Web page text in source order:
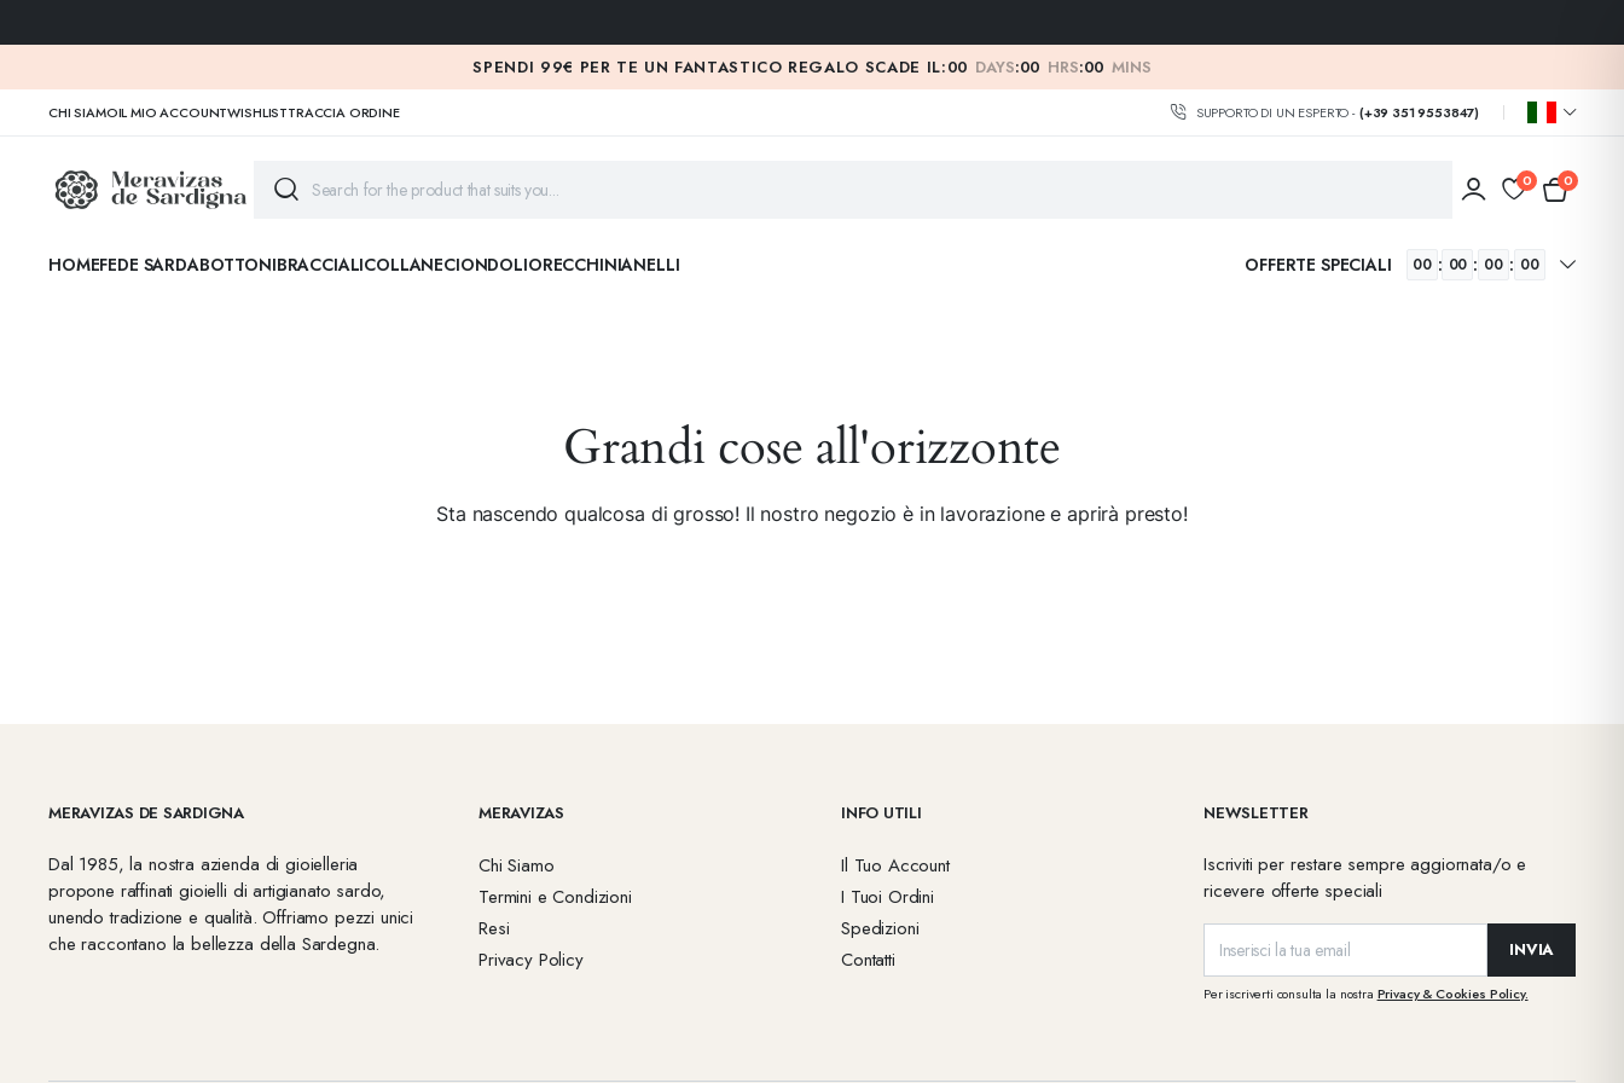
SPENDI 99€ PER TE UN FANTASTICO REGALO SCADE IL:00 DAYS:00 HRS:00 MINS
CHI SIAMOIL MIO ACCOUNTWISHLISTTRACCIA ORDINE SUPPORTO DI UN ESPERTO - (+39 351 9553847)
0 0
HOMEFEDE SARDABOTTONIBRACCIALICOLLANECIONDOLIORECCHINIANELLI OFFERTE SPECIALI 00 : 00 : 00 : 00
Grandi cose all'orizzonte
Sta nascendo qualcosa di grosso! Il nostro negozio è in lavorazione e aprirà presto!
MERAVIZAS DE SARDIGNA
Dal 1985, la nostra azienda di gioielleria
propone raffinati gioielli di artigianato sardo,
unendo tradizione e qualità. Offriamo pezzi unici
che raccontano la bellezza della Sardegna.
MERAVIZAS
Chi Siamo
Termini e Condizioni
Resi
Privacy Policy
INFO UTILI
Il Tuo Account
I Tuoi Ordini
Spedizioni
Contatti
NEWSLETTER
Iscriviti per restare sempre aggiornata/o e
ricevere offerte speciali
INVIA
Per iscriverti consulta la nostra Privacy & Cookies Policy.